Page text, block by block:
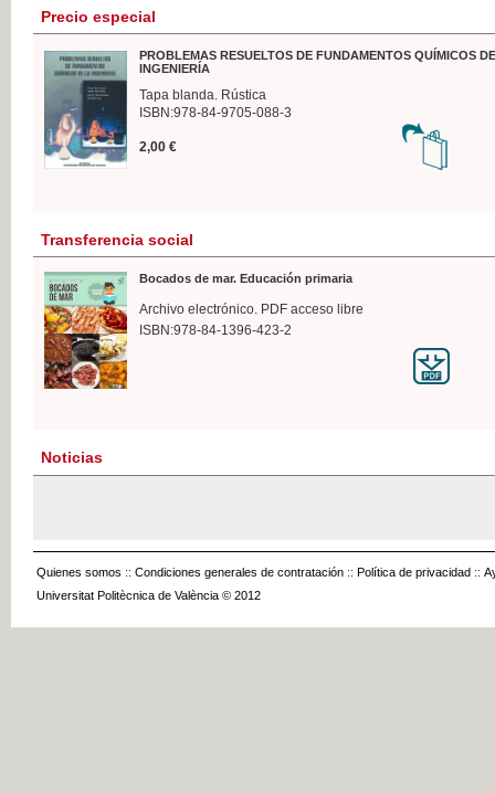
Precio especial
PROBLEMAS RESUELTOS DE FUNDAMENTOS QUÍMICOS
INGENIERÍA
Tapa blanda. Rústica
ISBN:978-84-9705-088-3
2,00 €
Transferencia social
Bocados de mar. Educación primaria
Archivo electrónico. PDF acceso libre
ISBN:978-84-1396-423-2
Noticias
Quienes somos :: Condiciones generales de contratación :: Política de privacidad ::
Universitat Politècnica de València © 2012